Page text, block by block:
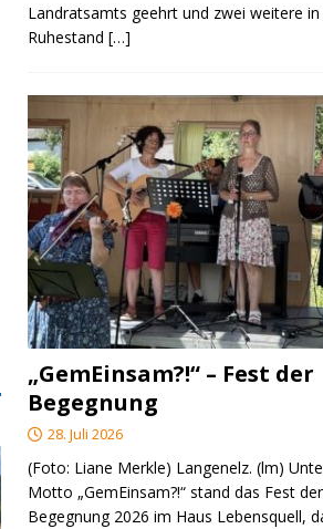
Landratsamts geehrt und zwei weitere in
Ruhestand[…]
„GemEinsam?!“ – Fest der
Begegnung
28. Juli 2026
(Foto: Liane Merkle) Langenelz. (lm)
Motto „GemEinsam?!“ stand das Fest der
Begegnung 2026 im Haus Lebensquell,